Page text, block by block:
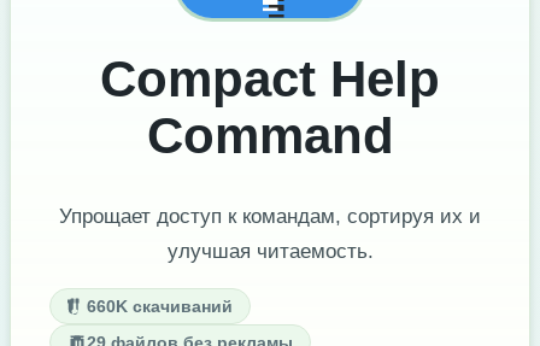
Compact Help
Command
Упрощает доступ к командам, сортируя их и
улучшая читаемость.
660K скачиваний